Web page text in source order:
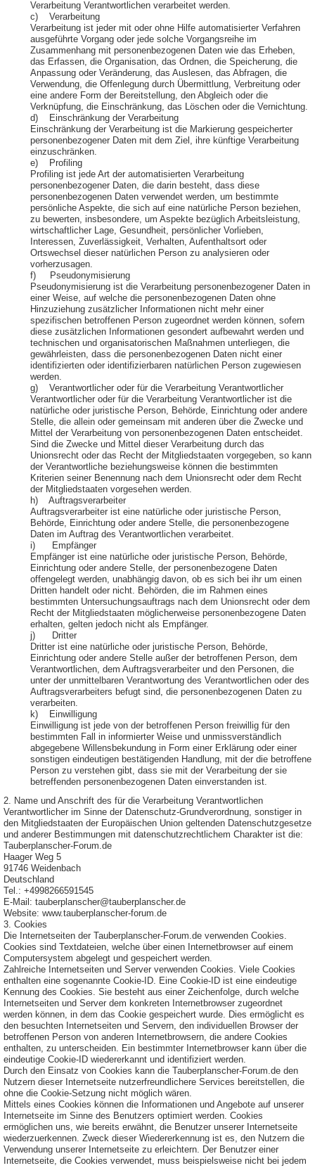
Verarbeitung Verantwortlichen verarbeitet werden.
c) Verarbeitung
Verarbeitung ist jeder mit oder ohne Hilfe automatisierter Verfahren
ausgeführte Vorgang oder jede solche Vorgangsreihe im
Zusammenhang mit personenbezogenen Daten wie das Erheben,
das Erfassen, die Organisation, das Ordnen, die Speicherung, die
Anpassung oder Veränderung, das Auslesen, das Abfragen, die
Verwendung, die Offenlegung durch Übermittlung, Verbreitung oder
eine andere Form der Bereitstellung, den Abgleich oder die
Verknüpfung, die Einschränkung, das Löschen oder die Vernichtung.
d) Einschränkung der Verarbeitung
Einschränkung der Verarbeitung ist die Markierung gespeicherter
personenbezogener Daten mit dem Ziel, ihre künftige Verarbeitung
einzuschränken.
e) Profiling
Profiling ist jede Art der automatisierten Verarbeitung
personenbezogener Daten, die darin besteht, dass diese
personenbezogenen Daten verwendet werden, um bestimmte
persönliche Aspekte, die sich auf eine natürliche Person beziehen,
zu bewerten, insbesondere, um Aspekte bezüglich Arbeitsleistung,
wirtschaftlicher Lage, Gesundheit, persönlicher Vorlieben,
Interessen, Zuverlässigkeit, Verhalten, Aufenthaltsort oder
Ortswechsel dieser natürlichen Person zu analysieren oder
vorherzusagen.
f) Pseudonymisierung
Pseudonymisierung ist die Verarbeitung personenbezogener Daten in
einer Weise, auf welche die personenbezogenen Daten ohne
Hinzuziehung zusätzlicher Informationen nicht mehr einer
spezifischen betroffenen Person zugeordnet werden können, sofern
diese zusätzlichen Informationen gesondert aufbewahrt werden und
technischen und organisatorischen Maßnahmen unterliegen, die
gewährleisten, dass die personenbezogenen Daten nicht einer
identifizierten oder identifizierbaren natürlichen Person zugewiesen
werden.
g) Verantwortlicher oder für die Verarbeitung Verantwortlicher
Verantwortlicher oder für die Verarbeitung Verantwortlicher ist die
natürliche oder juristische Person, Behörde, Einrichtung oder andere
Stelle, die allein oder gemeinsam mit anderen über die Zwecke und
Mittel der Verarbeitung von personenbezogenen Daten entscheidet.
Sind die Zwecke und Mittel dieser Verarbeitung durch das
Unionsrecht oder das Recht der Mitgliedstaaten vorgegeben, so kann
der Verantwortliche beziehungsweise können die bestimmten
Kriterien seiner Benennung nach dem Unionsrecht oder dem Recht
der Mitgliedstaaten vorgesehen werden.
h) Auftragsverarbeiter
Auftragsverarbeiter ist eine natürliche oder juristische Person,
Behörde, Einrichtung oder andere Stelle, die personenbezogene
Daten im Auftrag des Verantwortlichen verarbeitet.
i) Empfänger
Empfänger ist eine natürliche oder juristische Person, Behörde,
Einrichtung oder andere Stelle, der personenbezogene Daten
offengelegt werden, unabhängig davon, ob es sich bei ihr um einen
Dritten handelt oder nicht. Behörden, die im Rahmen eines
bestimmten Untersuchungsauftrags nach dem Unionsrecht oder dem
Recht der Mitgliedstaaten möglicherweise personenbezogene Daten
erhalten, gelten jedoch nicht als Empfänger.
j) Dritter
Dritter ist eine natürliche oder juristische Person, Behörde,
Einrichtung oder andere Stelle außer der betroffenen Person, dem
Verantwortlichen, dem Auftragsverarbeiter und den Personen, die
unter der unmittelbaren Verantwortung des Verantwortlichen oder des
Auftragsverarbeiters befugt sind, die personenbezogenen Daten zu
verarbeiten.
k) Einwilligung
Einwilligung ist jede von der betroffenen Person freiwillig für den
bestimmten Fall in informierter Weise und unmissverständlich
abgegebene Willensbekundung in Form einer Erklärung oder einer
sonstigen eindeutigen bestätigenden Handlung, mit der die betroffene
Person zu verstehen gibt, dass sie mit der Verarbeitung der sie
betreffenden personenbezogenen Daten einverstanden ist.
2. Name und Anschrift des für die Verarbeitung Verantwortlichen
Verantwortlicher im Sinne der Datenschutz-Grundverordnung, sonstiger in
den Mitgliedstaaten der Europäischen Union geltenden Datenschutzgesetze
und anderer Bestimmungen mit datenschutzrechtlichem Charakter ist die:
Tauberplanscher-Forum.de
Haager Weg 5
91746 Weidenbach
Deutschland
Tel.: +4998266591545
E-Mail: tauberplanscher@tauberplanscher.de
Website: www.tauberplanscher-forum.de
3. Cookies
Die Internetseiten der Tauberplanscher-Forum.de verwenden Cookies.
Cookies sind Textdateien, welche über einen Internetbrowser auf einem
Computersystem abgelegt und gespeichert werden.
Zahlreiche Internetseiten und Server verwenden Cookies. Viele Cookies
enthalten eine sogenannte Cookie-ID. Eine Cookie-ID ist eine eindeutige
Kennung des Cookies. Sie besteht aus einer Zeichenfolge, durch welche
Internetseiten und Server dem konkreten Internetbrowser zugeordnet
werden können, in dem das Cookie gespeichert wurde. Dies ermöglicht es
den besuchten Internetseiten und Servern, den individuellen Browser der
betroffenen Person von anderen Internetbrowsern, die andere Cookies
enthalten, zu unterscheiden. Ein bestimmter Internetbrowser kann über die
eindeutige Cookie-ID wiedererkannt und identifiziert werden.
Durch den Einsatz von Cookies kann die Tauberplanscher-Forum.de den
Nutzern dieser Internetseite nutzerfreundlichere Services bereitstellen, die
ohne die Cookie-Setzung nicht möglich wären.
Mittels eines Cookies können die Informationen und Angebote auf unserer
Internetseite im Sinne des Benutzers optimiert werden. Cookies
ermöglichen uns, wie bereits erwähnt, die Benutzer unserer Internetseite
wiederzuerkennen. Zweck dieser Wiedererkennung ist es, den Nutzern die
Verwendung unserer Internetseite zu erleichtern. Der Benutzer einer
Internetseite, die Cookies verwendet, muss beispielsweise nicht bei jedem